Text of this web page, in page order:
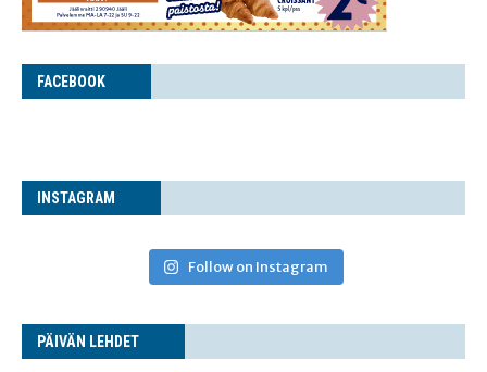
FACE­BOOK
INS­TA­GRAM
Follow on Instagram
PÄI­VÄN LEHDET